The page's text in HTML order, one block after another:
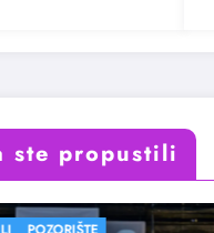
ste propustili